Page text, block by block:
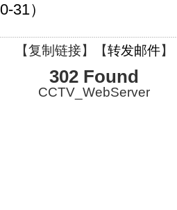
31）
【复制链接】【转发邮件】
302 Found
CCTV_WebServer